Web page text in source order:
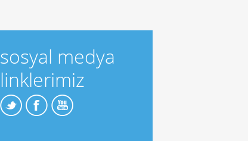
sosyal medya
linklerimiz